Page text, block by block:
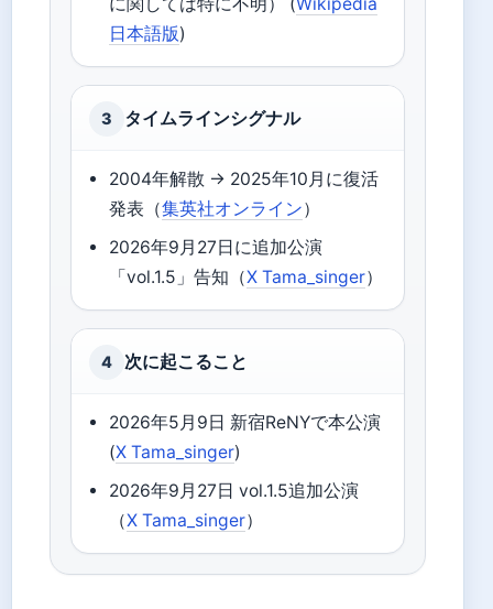
日本語版)
3 タイムラインシグナル
2004年解散 → 2025年10月に復活
発表（集英社オンライン）
2026年9月27日に追加公演
「vol.1.5」告知（X Tama_singer）
4 次に起こること
2026年5月9日 新宿ReNYで本公演
(X Tama_singer)
2026年9月27日 vol.1.5追加公演
（X Tama_singer）